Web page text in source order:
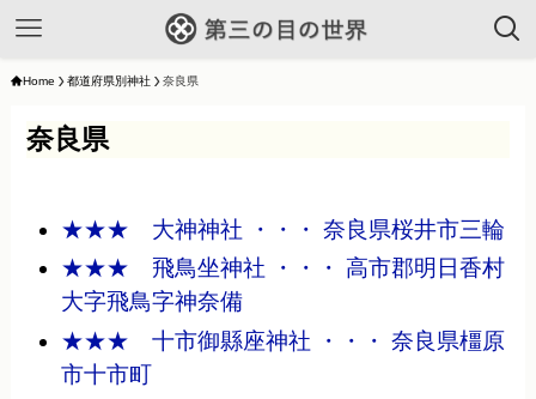
Home 都道府県別神社 奈良県
奈良県
★★★ 大神神社 ・・・ 奈良県桜井市三輪
★★★ 飛鳥坐神社 ・・・ 高市郡明日香村
大字飛鳥字神奈備
★★★ 十市御縣座神社 ・・・ 奈良県橿原
市十市町